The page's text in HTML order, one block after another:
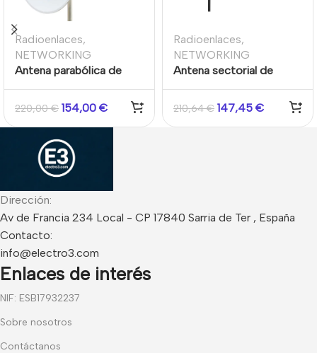
Radioenlaces,
NETWORKING
Antena parabólica de
polaridad dual de 5 GHz
y 30 dBi
220,00€ 154,00 €
Radioenlaces,
NETWORKING
Antena sectorial de
polaridad dual de 5 GHz
y 19 dBi
210,64€ 147,45 €
Dirección:
Av de Francia 234 Local - CP 17840 Sarria de Ter , España
Contacto:
info@electro3.com
Enlaces de interés
NIF: ESB17932237
Sobre nosotros
Contáctanos